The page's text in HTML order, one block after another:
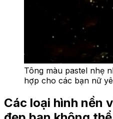
Tông màu pastel nhẹ
hợp cho các bạn nữ
Các loại hình nền